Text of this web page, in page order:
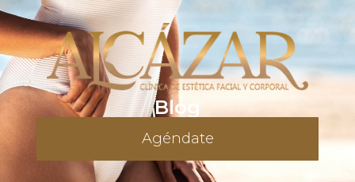
Blog
Agéndate